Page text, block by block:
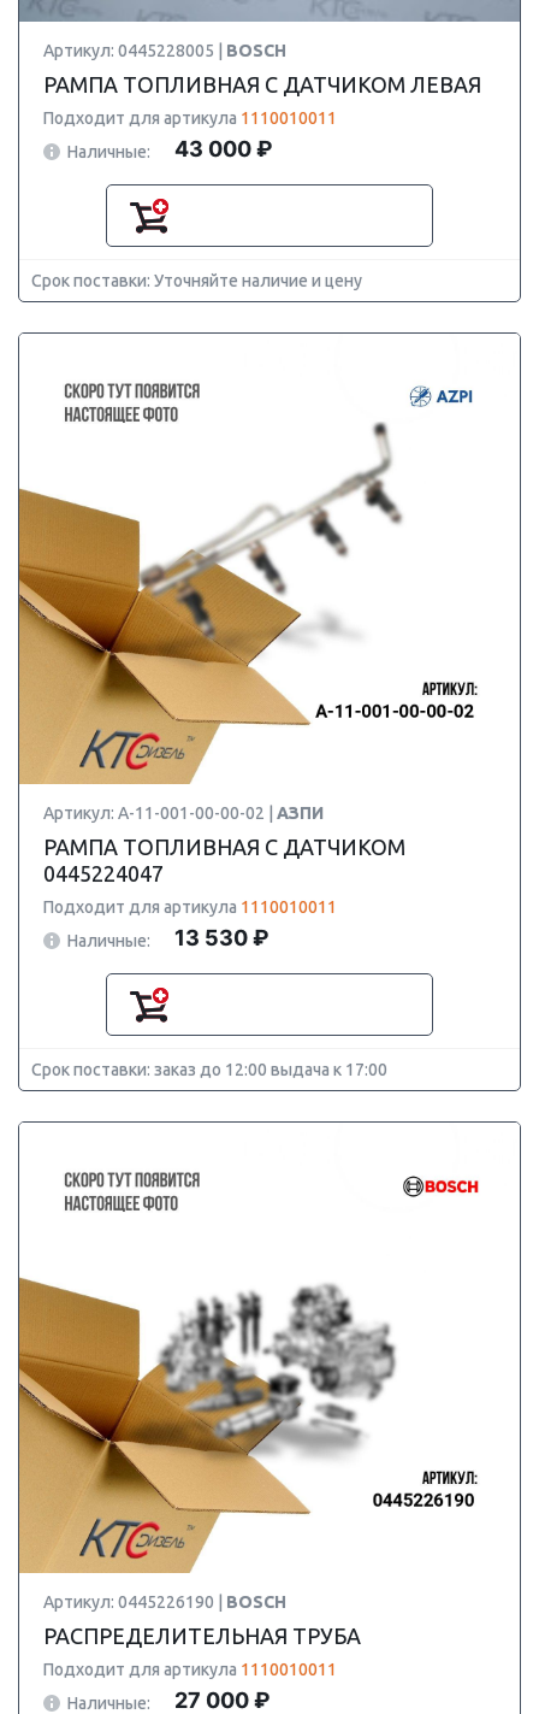
Артикул: 0445228005 | BOSCH
РАМПА ТОПЛИВНАЯ С ДАТЧИКОМ ЛЕВАЯ
Подходит для артикула 1110010011
Наличные:
43 000 ₽
Срок поставки: Уточняйте наличие и цену
Артикул: А-11-001-00-00-02 | АЗПИ
РАМПА ТОПЛИВНАЯ С ДАТЧИКОМ
0445224047
Подходит для артикула 1110010011
Наличные:
13 530 ₽
Срок поставки: заказ до 12:00 выдача к 17:00
Артикул: 0445226190 | BOSCH
РАСПРЕДЕЛИТЕЛЬНАЯ ТРУБА
Подходит для артикула 1110010011
Наличные:
27 000 ₽